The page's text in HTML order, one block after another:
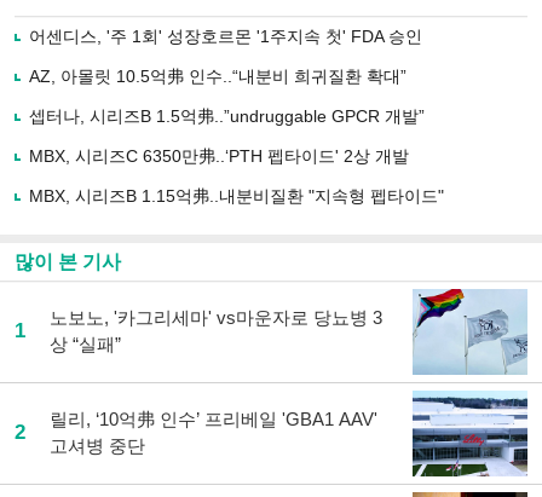
로
기
사
유
기
어센디스, '주 1회' 성장호르몬 '1주지속 첫' FDA 승인
AZ, 아몰릿 10.5억弗 인수..“내분비 희귀질환 확대”
셉터나, 시리즈B 1.5억弗..”undruggable GPCR 개발”
MBX, 시리즈C 6350만弗..‘PTH 펩타이드' 2상 개발
MBX, 시리즈B 1.15억弗..내분비질환 "지속형 펩타이드"
많이 본 기사
1
노보노, '카그리세마' vs마운자로 당뇨병 3
상 “실패”
2
릴리, ‘10억弗 인수’ 프리베일 'GBA1 AAV'
고셔병 중단